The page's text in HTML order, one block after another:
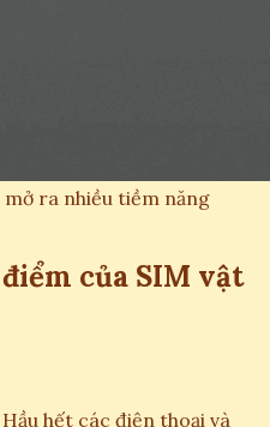
ra nhiều tiềm năng
của SIM vật
Hầu hết các điện thoại và